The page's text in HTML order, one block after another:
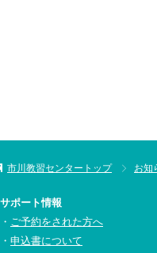
市川教習センタートップ お知
サポート情報
ご予約をされた方へ
申込書について